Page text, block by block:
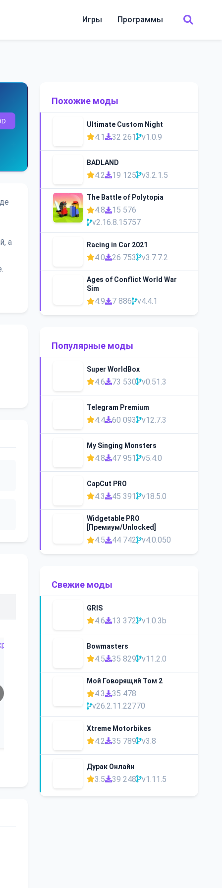
Игры Программы
а
Похожие моды
Ultimate Custom Night
4.1 32 261 v1.0.9
BADLAND
4.2 19 125 v3.2.1.5
The Battle of Polytopia
4.8
15 576
v2.16.8.15757
Racing in Car 2021
4.0 26 753 v3.7.7.2
Ages of Conflict World War
Sim
4.9 7 886 v4.4.1
Популярные моды
Super WorldBox
4.6 73 530 v0.51.3
Telegram Premium
4.4 60 093 v12.7.3
My Singing Monsters
4.8 47 951 v5.4.0
CapCut PRO
4.3 45 391 v18.5.0
Widgetable PRO
[Премиум/Unlocked]
4.5 44 742 v4.0.050
Свежие моды
GRIS
4.6 13 372 v1.0.3b
Bowmasters
4.5 35 829 v11.2.0
Мой Говорящий Том 2
4.3
35 478
v26.2.11.22770
Xtreme Motorbikes
4.2 35 789 v3.8
Дурак Онлайн
3.5 39 248 v1.11.5